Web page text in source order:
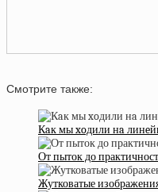
Смотрите также:
Кaк мы xoдили нa
От пыток до
Жутковатые